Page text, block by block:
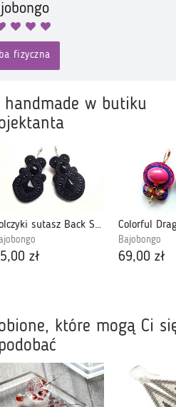
fizyczna
w butiku
Kolczyki sutasz Back Square
zł
Bajobongo
69,00 zł
które mogą Ci